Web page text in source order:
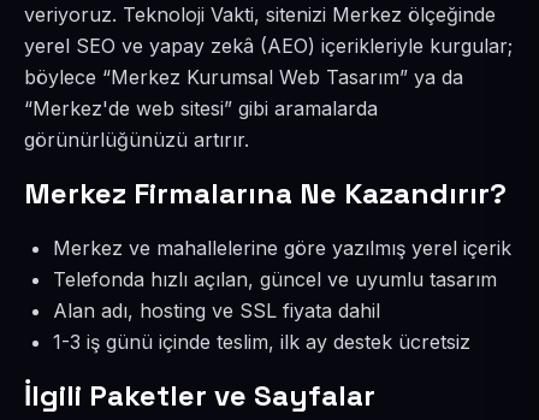
veriyoruz. Teknoloji Vakti, sitenizi Merkez ölçeğinde
yerel SEO ve yapay zekâ (AEO) içerikleriyle kurgular;
böylece “Merkez Kurumsal Web Tasarım” ya da
“Merkez'de web sitesi” gibi aramalarda
görünürlüğünüzü artırır.
Merkez Firmalarına Ne Kazandırır?
Merkez ve mahallelerine göre yazılmış yerel içerik
Telefonda hızlı açılan, güncel ve uyumlu tasarım
Alan adı, hosting ve SSL fiyata dahil
1-3 iş günü içinde teslim, ilk ay destek ücretsiz
İlgili Paketler ve Sayfalar